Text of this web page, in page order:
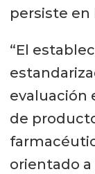
persiste en
“El
evaluación
de
orientado